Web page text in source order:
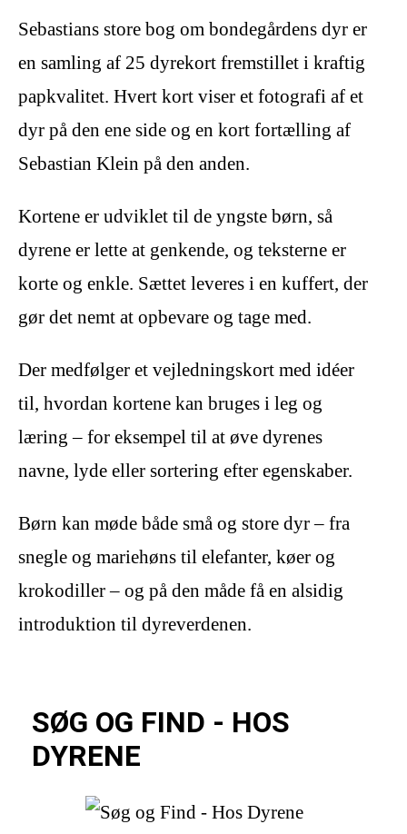
Sebastians store bog om bondegårdens dyr er
en samling af 25 dyrekort fremstillet i kraftig
papkvalitet. Hvert kort viser et fotografi af et
dyr på den ene side og en kort fortælling af
Sebastian Klein på den anden.
Kortene er udviklet til de yngste børn, så
dyrene er lette at genkende, og teksterne er
korte og enkle. Sættet leveres i en kuffert, der
gør det nemt at opbevare og tage med.
Der medfølger et vejledningskort med idéer
til, hvordan kortene kan bruges i leg og
læring – for eksempel til at øve dyrenes
navne, lyde eller sortering efter egenskaber.
Børn kan møde både små og store dyr – fra
snegle og mariehøns til elefanter, køer og
krokodiller – og på den måde få en alsidig
introduktion til dyreverdenen.
SØG OG FIND - HOS
DYRENE